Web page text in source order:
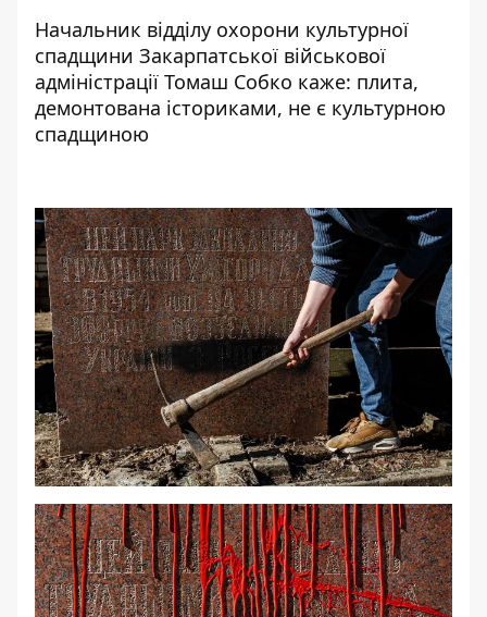
Начальник відділу охорони культурної
спадщини Закарпатської військової
адміністрації Томаш Собко каже: плита,
демонтована істориками, не є культурною
спадщиною